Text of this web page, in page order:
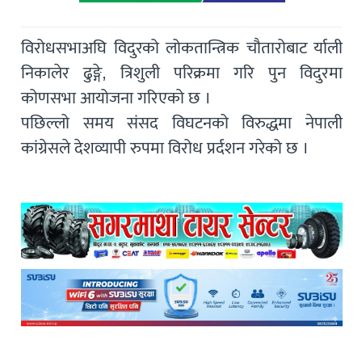
विरोधसभाअघि विदुरको लोकतान्त्रिक चौतारोबाट र्याली
निकालेर ढुङ्गे, त्रिशुली परिक्रमा गरि पुन विदुरमा
कोणसभा आयोजना गरिएको छ ।
पछिल्लो समय संसद विघटनको विरुद्धमा नेपाली
कांग्रेसले देशव्यापी रुपमा विरोध प्रर्दशन गरेको छ ।